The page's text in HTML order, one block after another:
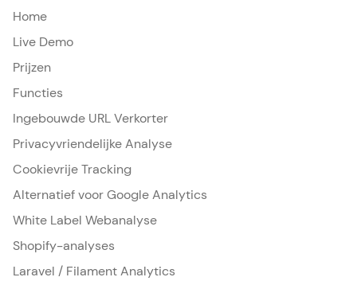
Home
Live Demo
Prijzen
Functies
Ingebouwde URL Verkorter
Privacyvriendelijke Analyse
Cookievrije Tracking
Alternatief voor Google Analytics
White Label Webanalyse
Shopify-analyses
Laravel / Filament Analytics